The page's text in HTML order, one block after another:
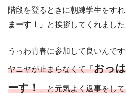
階段を登るときに朝練学生をすれ
まーす！」 と挨拶してくれました
うっわ青春に参加して良いんで
ヤニヤが止まらなくて「おっ
ーす！」と元気よく返事をし